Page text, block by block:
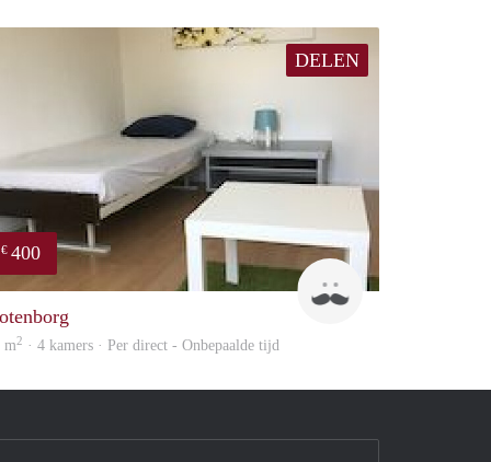
DELEN
€ 400
Roel
m2 · 4 kamers · Per direct - Onbepaalde tijd